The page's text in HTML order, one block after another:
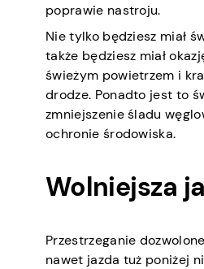
poprawie nastroju.
Nie tylko będziesz miał
także będziesz miał
świeżym powietrzem i
drodze. Ponadto jest to
zmniejszenie śladu
ochronie środowiska.
Wolniejsza
Przestrzeganie
nawet jazda tuż poniżej